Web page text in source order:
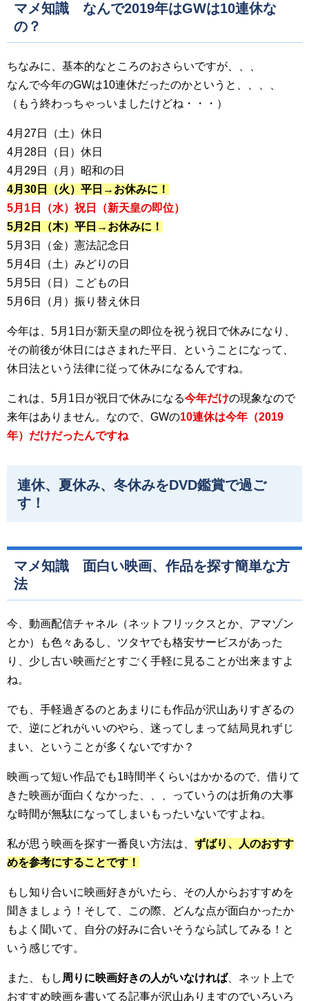
マメ知識 なんで2019年はGWは10連休な
の？
ちなみに、基本的なところのおさらいですが、、、
なんで今年のGWは10連休だったのかというと、、、、
（もう終わっちゃっいましたけどね・・・）
4月27日（土）休日
4月28日（日）休日
4月29日（月）昭和の日
4月30日（火）平日→お休みに！
5月1日（水）祝日（新天皇の即位）
5月2日（木）平日→お休みに！
5月3日（金）憲法記念日
5月4日（土）みどりの日
5月5日（日）こどもの日
5月6日（月）振り替え休日
今年は、5月1日が新天皇の即位を祝う祝日で休みになり、
その前後が休日にはさまれた平日、ということになって、
休日法という法律に従って休みになるんですね。
これは、5月1日が祝日で休みになる今年だけの現象なので
来年はありません。なので、GWの10連休は今年（2019
年）だけだったんですね
連休、夏休み、冬休みをDVD鑑賞で過ご
す！
マメ知識 面白い映画、作品を探す簡単な方
法
今、動画配信チャネル（ネットフリックスとか、アマゾン
とか）も色々あるし、ツタヤでも格安サービスがあった
り、少し古い映画だとすごく手軽に見ることが出来ますよ
ね。
でも、手軽過ぎるのとあまりにも作品が沢山ありすぎるの
で、逆にどれがいいのやら、迷ってしまって結局見れずじ
まい、ということが多くないですか？
映画って短い作品でも1時間半くらいはかかるので、借りて
きた映画が面白くなかった、、、っていうのは折角の大事
な時間が無駄になってしまいもったいないですよね。
私が思う映画を探す一番良い方法は、 ずばり、人のおすす
めを参考にすることです！
もし知り合いに映画好きがいたら、その人からおすすめを
聞きましょう！そして、この際、どんな点が面白かったか
もよく聞いて、自分の好みに合いそうなら試してみる！と
いう感じです。
また、もし 周りに映画好きの人がいなければ、ネット上で
おすすめ映画を書いてる記事が沢山ありますのでいろいろ